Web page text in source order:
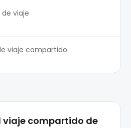
viaje
viaje compartido
viaje compartido de